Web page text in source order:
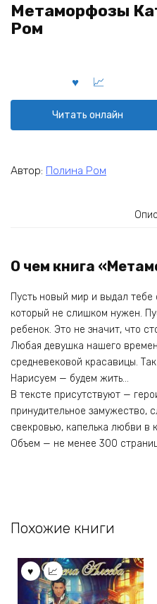
Метаморфозы
Ром
Читать онлайн
Автор: Полина Ром
О чем книга
Пусть новый мир и выдал
который не слишком нужен.
ребенок. Это не значит, что
Любая девушка нашего
средневековой красавицы.
Нарисуем — будем жить…
В тексте присутствуют —
принудительное замужество,
свекровью, капелька любви в
Объем — не менее 300
Похожие книги